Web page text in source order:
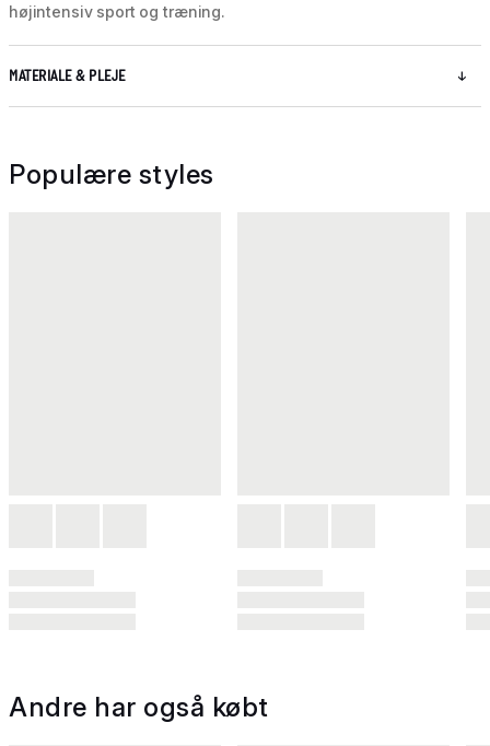
højintensiv sport og træning.
MATERIALE & PLEJE
Populære styles
Andre har også købt